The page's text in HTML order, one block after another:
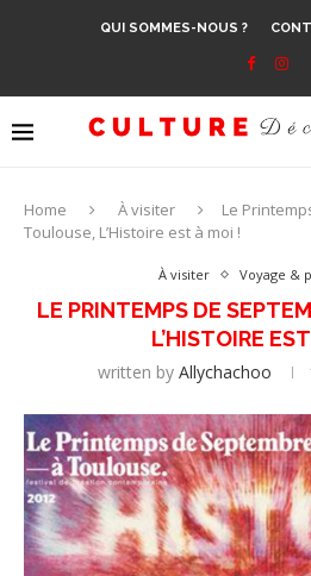
QUI SOMMES-NOUS ?
Home À visiter
Le
Toulouse, L’Histoire est à moi !
À visiter Voyage &
LE PRINTEMPS DE
L’HISTOIRE
written by Allychachoo